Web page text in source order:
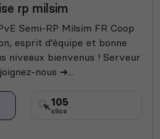
rp milsim
Semi-RP Milsim FR Coop
esprit d’équipe et bonne
niveaux bienvenus ! Serveur
nous ➜...
105
clics